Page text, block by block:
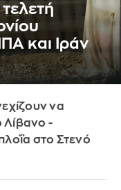
και Ιράν
να
Λίβανο -
στο Στενό